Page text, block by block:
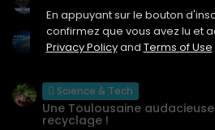
L’étonnante odyssée de la
Science & Tech
Aurora de Microsoft :
Science & Tech
Une Toulousaine
recyclage !
En appuyant sur le bouton
confirmez que vous avez lu et
Privacy Policyand Terms of Use